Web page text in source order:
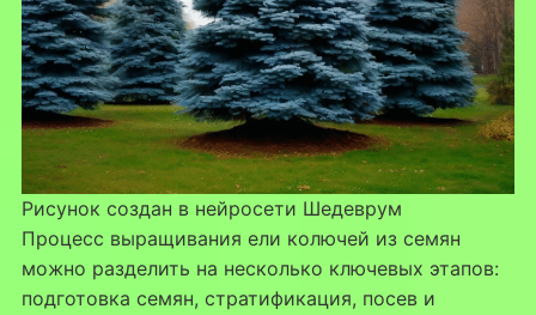
Рисунок создан в нейросети Шедеврум
Процесс выращивания ели колючей из семян
можно разделить на несколько ключевых этапов:
подготовка семян, стратификация, посев и